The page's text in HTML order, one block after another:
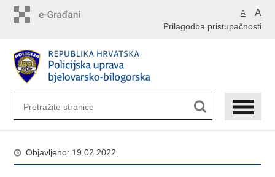
A A
Prilagodba pristupačnosti
Objavljeno: 19.02.2022.